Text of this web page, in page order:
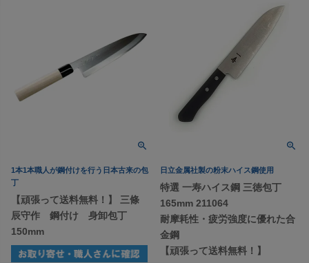
1本1本職人が鋼付けを行う日本古来の包
丁
【頑張って送料無料！】 三條
辰守作 鋼付け 身卸包丁
150mm
日立金属社製の粉末ハイス鋼使用
特選 一寿ハイス鋼 三徳包丁
165mm 211064
耐摩耗性・疲労強度に優れた合
金鋼
【頑張って送料無料！】